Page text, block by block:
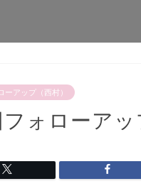
ーアップ（西村）
フォローアッ